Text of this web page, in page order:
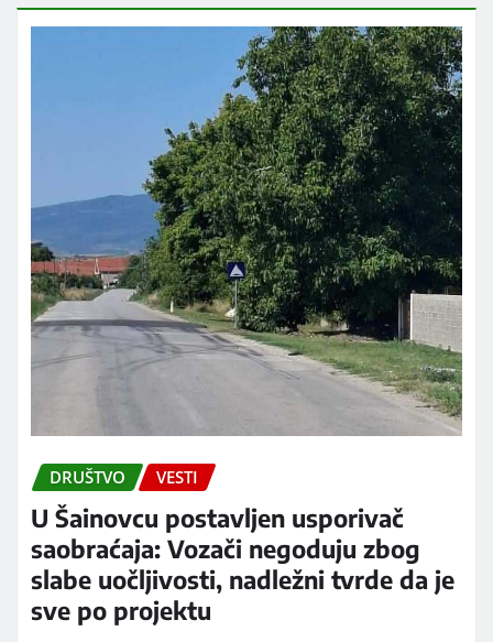
DRUŠTVO VESTI
U Šainovcu postavljen usporivač
saobraćaja: Vozači negoduju zbog
slabe uočljivosti, nadležni tvrde da je
sve po projektu